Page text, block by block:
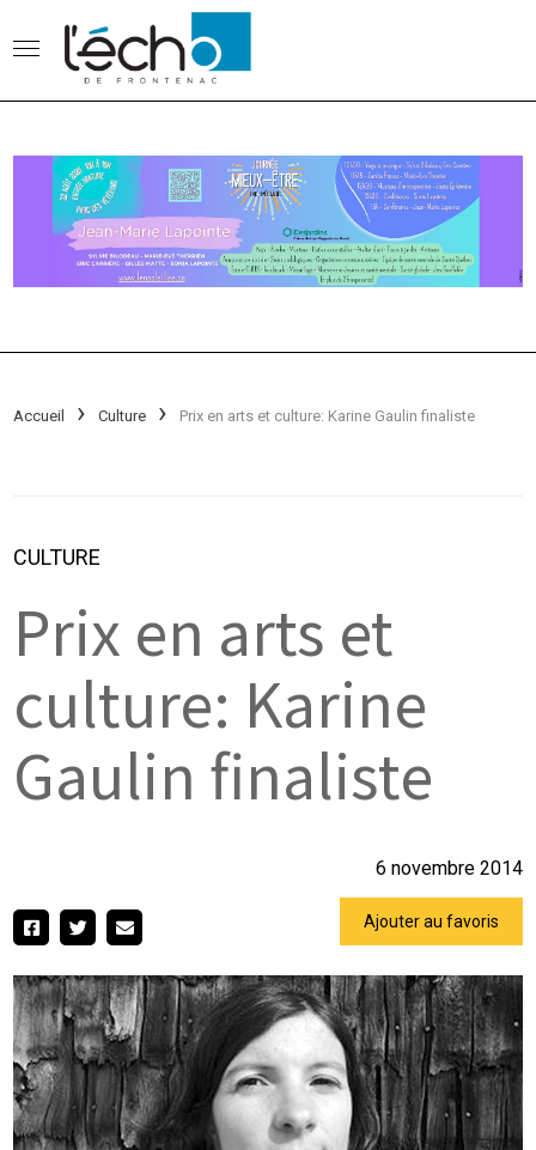
Accueil Culture Prix en arts et culture: Karine Gaulin finaliste
CULTURE
Prix en arts et
culture: Karine
Gaulin finaliste
6 novembre 2014
Ajouter au favoris